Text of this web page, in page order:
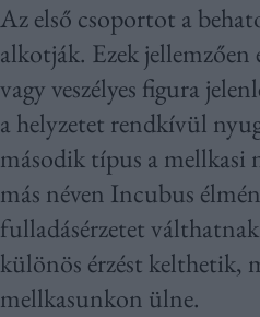
Az első csoportot a
alkotják. Ezek jellemzően
vagy veszélyes figura
a helyzetet rendkívül
második típus a mellkasi
más néven Incubus
fulladásérzetet
különös érzést kelthetik,
mellkasunkon ülne.